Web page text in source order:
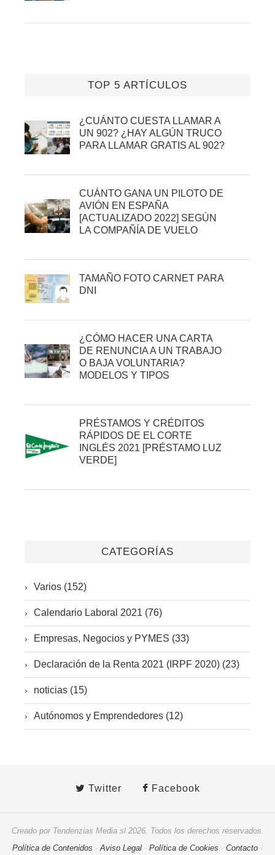
TOP 5 ARTÍCULOS
¿CUÁNTO CUESTA LLAMAR A
UN 902? ¿HAY ALGÚN TRUCO
PARA LLAMAR GRATIS AL 902?
CUÁNTO GANA UN PILOTO DE
AVIÓN EN ESPAÑA
[ACTUALIZADO 2022] SEGÚN
LA COMPAÑÍA DE VUELO
TAMAÑO FOTO CARNET PARA
DNI
¿CÓMO HACER UNA CARTA
DE RENUNCIA A UN TRABAJO
O BAJA VOLUNTARIA?
MODELOS Y TIPOS
PRÉSTAMOS Y CRÉDITOS
RÁPIDOS DE EL CORTE
INGLÉS 2021 [PRÉSTAMO LUZ
VERDE]
CATEGORÍAS
Varios (152)
Calendario Laboral 2021 (76)
Empresas, Negocios y PYMES (33)
Declaración de la Renta 2021 (IRPF 2020) (23)
noticias (15)
Autónomos y Emprendedores (12)
Twitter Facebook
Creado por Tendenzias Media sl 2026. Todos los derechos reservados.
Política de Contenidos ·Aviso Legal · Política de Cookies · Contacto ·